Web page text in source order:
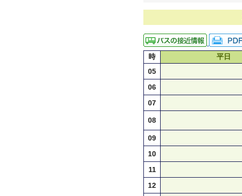
時 平日
05
06
07
08
09
10
11
12